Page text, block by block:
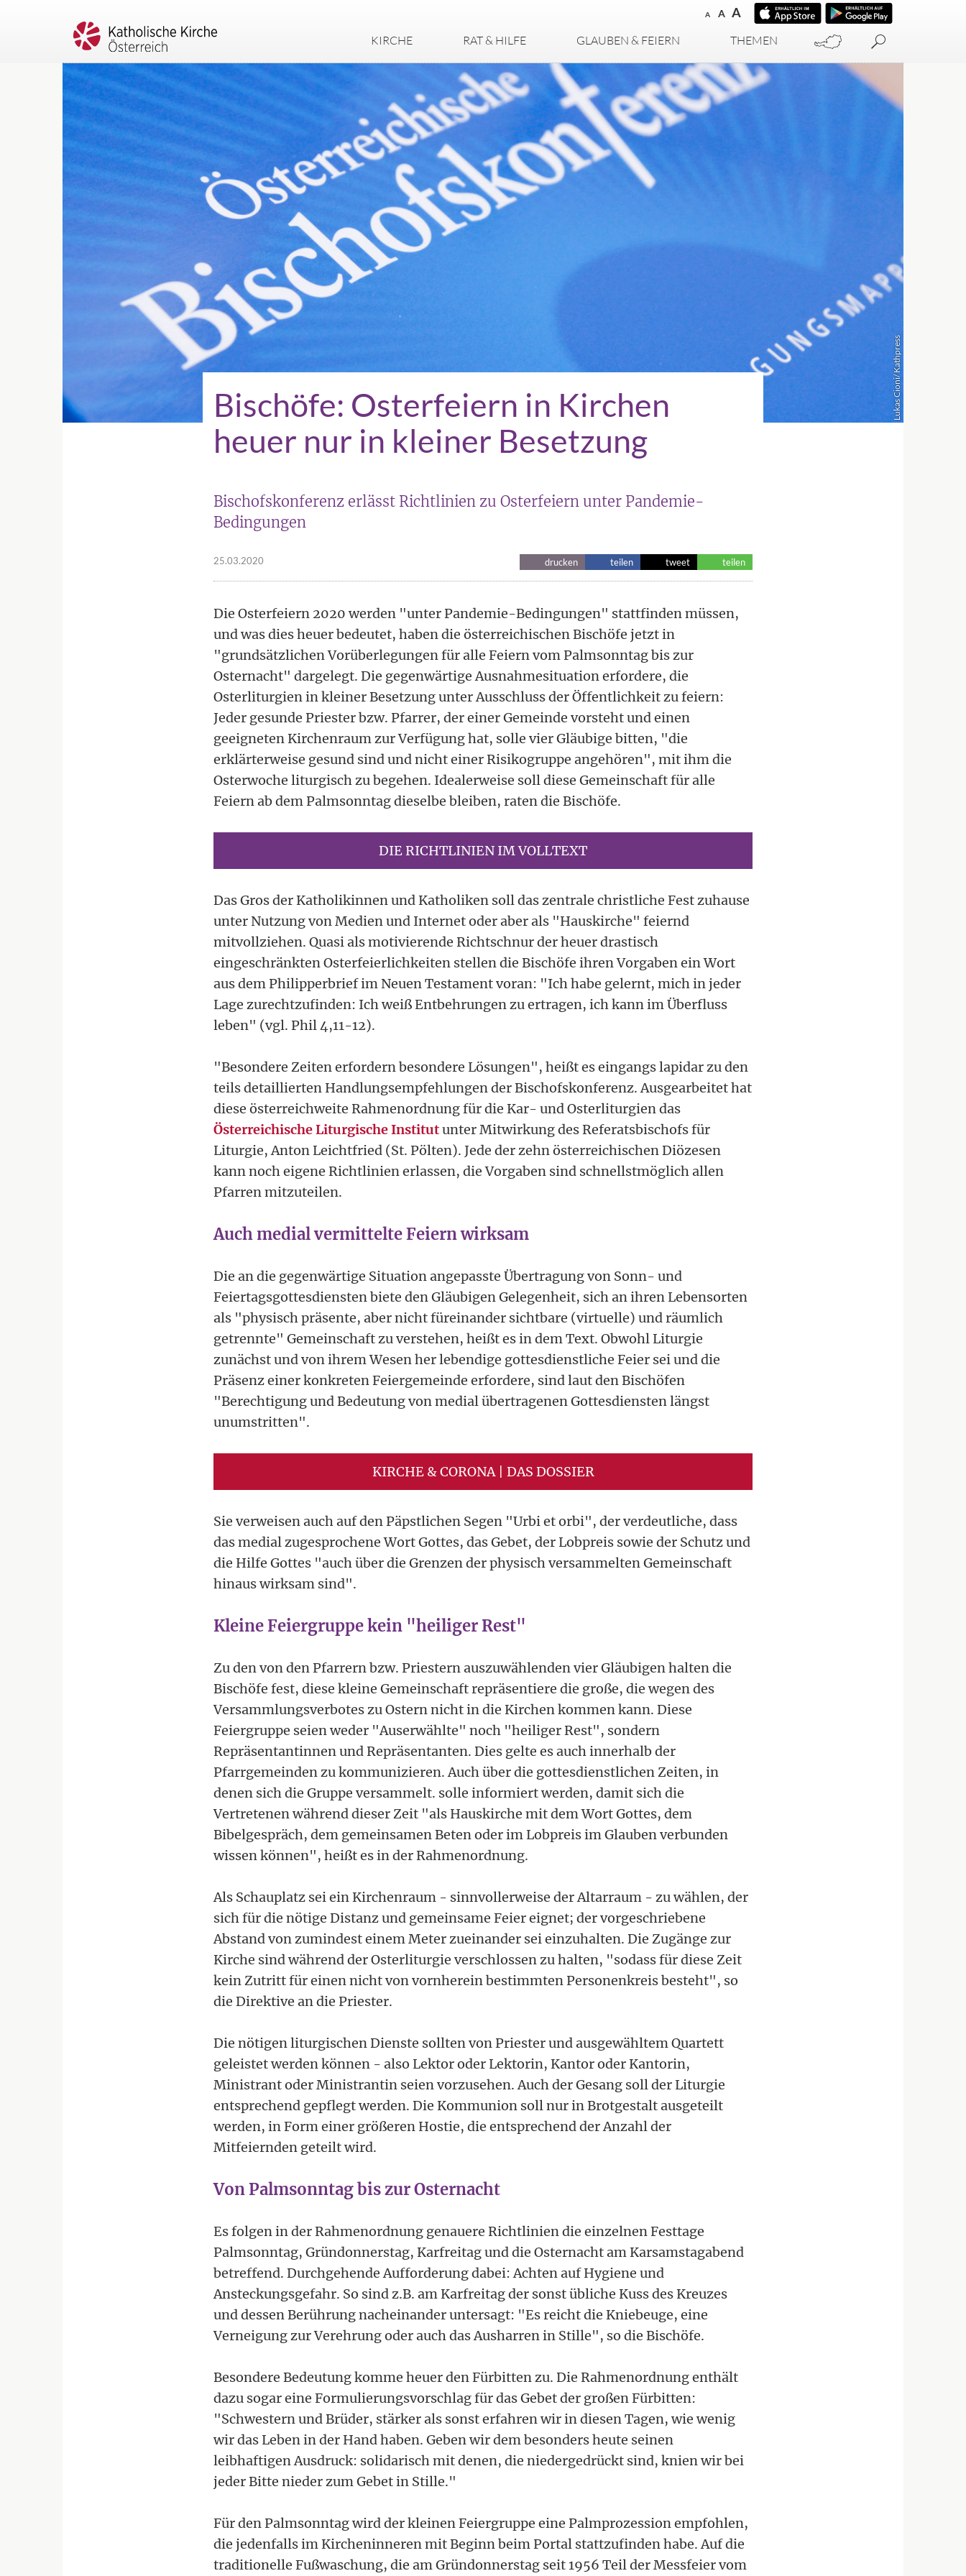
A A A
KIRCHE RAT & HILFE GLAUBEN & FEIERN THEMEN
Lukas Cioni/ Kathpress
Bischöfe: Osterfeiern in Kirchen
heuer nur in kleiner Besetzung
Bischofskonferenz erlässt Richtlinien zu Osterfeiern unter Pandemie-
Bedingungen
25.03.2020 drucken teilen tweet teilen
Die Osterfeiern 2020 werden "unter Pandemie-Bedingungen" stattfinden müssen,
und was dies heuer bedeutet, haben die österreichischen Bischöfe jetzt in
"grundsätzlichen Vorüberlegungen für alle Feiern vom Palmsonntag bis zur
Osternacht" dargelegt. Die gegenwärtige Ausnahmesituation erfordere, die
Osterliturgien in kleiner Besetzung unter Ausschluss der Öffentlichkeit zu feiern:
Jeder gesunde Priester bzw. Pfarrer, der einer Gemeinde vorsteht und einen
geeigneten Kirchenraum zur Verfügung hat, solle vier Gläubige bitten, "die
erklärterweise gesund sind und nicht einer Risikogruppe angehören", mit ihm die
Osterwoche liturgisch zu begehen. Idealerweise soll diese Gemeinschaft für alle
Feiern ab dem Palmsonntag dieselbe bleiben, raten die Bischöfe.
DIE RICHTLINIEN IM VOLLTEXT
Das Gros der Katholikinnen und Katholiken soll das zentrale christliche Fest zuhause
unter Nutzung von Medien und Internet oder aber als "Hauskirche" feiernd
mitvollziehen. Quasi als motivierende Richtschnur der heuer drastisch
eingeschränkten Osterfeierlichkeiten stellen die Bischöfe ihren Vorgaben ein Wort
aus dem Philipperbrief im Neuen Testament voran: "Ich habe gelernt, mich in jeder
Lage zurechtzufinden: Ich weiß Entbehrungen zu ertragen, ich kann im Überfluss
leben" (vgl. Phil 4,11-12).
"Besondere Zeiten erfordern besondere Lösungen", heißt es eingangs lapidar zu den
teils detaillierten Handlungsempfehlungen der Bischofskonferenz. Ausgearbeitet hat
diese österreichweite Rahmenordnung für die Kar- und Osterliturgien das
Österreichische Liturgische Institutunter Mitwirkung des Referatsbischofs für
Liturgie, Anton Leichtfried (St. Pölten). Jede der zehn österreichischen Diözesen
kann noch eigene Richtlinien erlassen, die Vorgaben sind schnellstmöglich allen
Pfarren mitzuteilen.
Auch medial vermittelte Feiern wirksam
Die an die gegenwärtige Situation angepasste Übertragung von Sonn- und
Feiertagsgottesdiensten biete den Gläubigen Gelegenheit, sich an ihren Lebensorten
als "physisch präsente, aber nicht füreinander sichtbare (virtuelle) und räumlich
getrennte" Gemeinschaft zu verstehen, heißt es in dem Text. Obwohl Liturgie
zunächst und von ihrem Wesen her lebendige gottesdienstliche Feier sei und die
Präsenz einer konkreten Feiergemeinde erfordere, sind laut den Bischöfen
"Berechtigung und Bedeutung von medial übertragenen Gottesdiensten längst
unumstritten".
KIRCHE & CORONA | DAS DOSSIER
Sie verweisen auch auf den Päpstlichen Segen "Urbi et orbi", der verdeutliche, dass
das medial zugesprochene Wort Gottes, das Gebet, der Lobpreis sowie der Schutz und
die Hilfe Gottes "auch über die Grenzen der physisch versammelten Gemeinschaft
hinaus wirksam sind".
Kleine Feiergruppe kein "heiliger Rest"
Zu den von den Pfarrern bzw. Priestern auszuwählenden vier Gläubigen halten die
Bischöfe fest, diese kleine Gemeinschaft repräsentiere die große, die wegen des
Versammlungsverbotes zu Ostern nicht in die Kirchen kommen kann. Diese
Feiergruppe seien weder "Auserwählte" noch "heiliger Rest", sondern
Repräsentantinnen und Repräsentanten. Dies gelte es auch innerhalb der
Pfarrgemeinden zu kommunizieren. Auch über die gottesdienstlichen Zeiten, in
denen sich die Gruppe versammelt. solle informiert werden, damit sich die
Vertretenen während dieser Zeit "als Hauskirche mit dem Wort Gottes, dem
Bibelgespräch, dem gemeinsamen Beten oder im Lobpreis im Glauben verbunden
wissen können", heißt es in der Rahmenordnung.
Als Schauplatz sei ein Kirchenraum - sinnvollerweise der Altarraum - zu wählen, der
sich für die nötige Distanz und gemeinsame Feier eignet; der vorgeschriebene
Abstand von zumindest einem Meter zueinander sei einzuhalten. Die Zugänge zur
Kirche sind während der Osterliturgie verschlossen zu halten, "sodass für diese Zeit
kein Zutritt für einen nicht von vornherein bestimmten Personenkreis besteht", so
die Direktive an die Priester.
Die nötigen liturgischen Dienste sollten von Priester und ausgewähltem Quartett
geleistet werden können - also Lektor oder Lektorin, Kantor oder Kantorin,
Ministrant oder Ministrantin seien vorzusehen. Auch der Gesang soll der Liturgie
entsprechend gepflegt werden. Die Kommunion soll nur in Brotgestalt ausgeteilt
werden, in Form einer größeren Hostie, die entsprechend der Anzahl der
Mitfeiernden geteilt wird.
Von Palmsonntag bis zur Osternacht
Es folgen in der Rahmenordnung genauere Richtlinien die einzelnen Festtage
Palmsonntag, Gründonnerstag, Karfreitag und die Osternacht am Karsamstagabend
betreffend. Durchgehende Aufforderung dabei: Achten auf Hygiene und
Ansteckungsgefahr. So sind z.B. am Karfreitag der sonst übliche Kuss des Kreuzes
und dessen Berührung nacheinander untersagt: "Es reicht die Kniebeuge, eine
Verneigung zur Verehrung oder auch das Ausharren in Stille", so die Bischöfe.
Besondere Bedeutung komme heuer den Fürbitten zu. Die Rahmenordnung enthält
dazu sogar eine Formulierungsvorschlag für das Gebet der großen Fürbitten:
"Schwestern und Brüder, stärker als sonst erfahren wir in diesen Tagen, wie wenig
wir das Leben in der Hand haben. Geben wir dem besonders heute seinen
leibhaftigen Ausdruck: solidarisch mit denen, die niedergedrückt sind, knien wir bei
jeder Bitte nieder zum Gebet in Stille."
Für den Palmsonntag wird der kleinen Feiergruppe eine Palmprozession empfohlen,
die jedenfalls im Kircheninneren mit Beginn beim Portal stattzufinden habe. Auf die
traditionelle Fußwaschung, die am Gründonnerstag seit 1956 Teil der Messfeier vom